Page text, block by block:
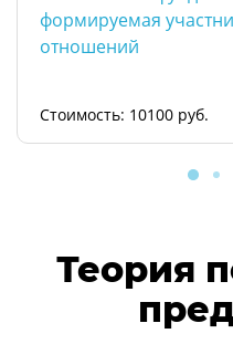
формируемая
отношений
Стоимость: 10100 руб.
Теория